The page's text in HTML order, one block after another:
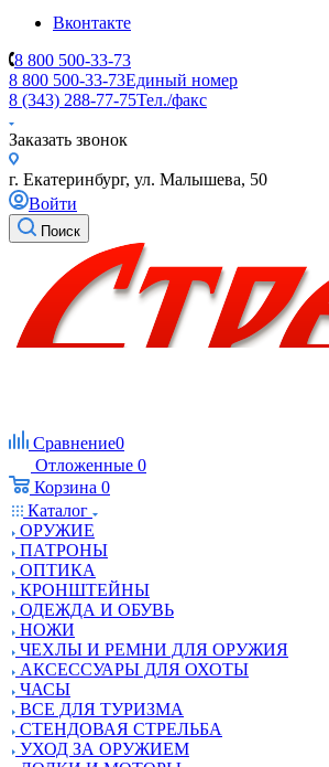
Вконтакте
8 800 500-33-73
8 800 500-33-73Единый номер
8 (343) 288-77-75Тел./факс
Заказать звонок
г. Екатеринбург, ул. Малышева, 50
Войти
Поиск
Сравнение0
Отложенные 0
Корзина 0
Каталог
ОРУЖИЕ
ПАТРОНЫ
ОПТИКА
КРОНШТЕЙНЫ
ОДЕЖДА И ОБУВЬ
НОЖИ
ЧЕХЛЫ И РЕМНИ ДЛЯ ОРУЖИЯ
АКСЕССУАРЫ ДЛЯ ОХОТЫ
ЧАСЫ
ВСЕ ДЛЯ ТУРИЗМА
СТЕНДОВАЯ СТРЕЛЬБА
УХОД ЗА ОРУЖИЕМ